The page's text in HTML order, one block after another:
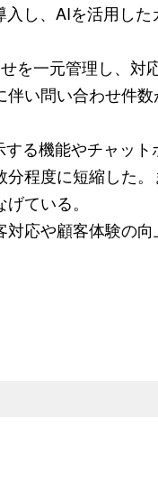
し、AIを活用した
を一元管理し、対
い問い合わせ件
る機能やチャット
程度に短縮した
ている。
応や顧客体験の